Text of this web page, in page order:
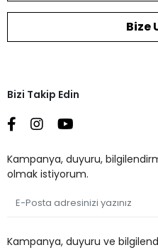
Bize
Bizi Takip Edin
Kampanya, duyuru,
olmak istiyorum.
Kampanya, duyuru ve